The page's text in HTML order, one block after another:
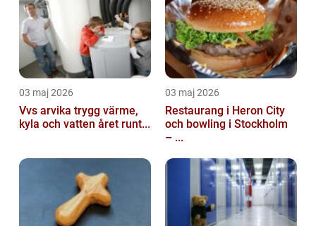
03 maj 2026
Vvs arvika trygg värme,
kyla och vatten året runt...
03 maj 2026
Restaurang i Heron City
och bowling i Stockholm
– ...